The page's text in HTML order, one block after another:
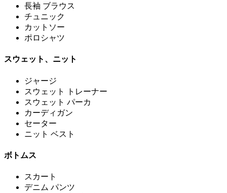
長袖 ブラウス
チュニック
カットソー
ポロシャツ
スウェット、ニット
ジャージ
スウェット トレーナー
スウェット パーカ
カーディガン
セーター
ニット ベスト
ボトムス
スカート
デニム パンツ